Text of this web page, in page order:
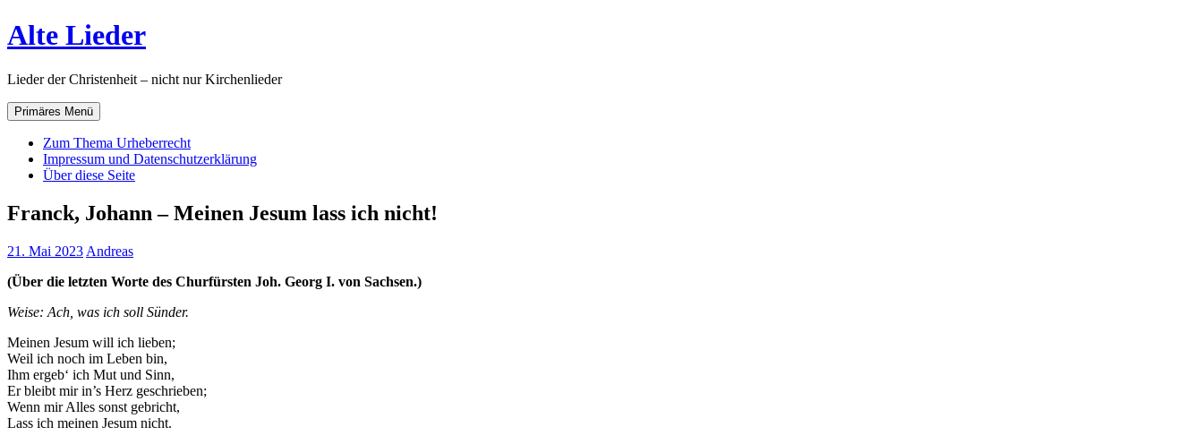
Zum
Inhalt
Alte Lieder
Lieder der Christenheit – nicht nur Kirchenlieder
Primäres Menü
Zum Thema Urheberrecht
Impressum und Datenschutzerklärung
Über diese Seite
Franck, Johann – Meinen Jesum lass ich nicht!
21. Mai 2023 Andreas
(Über die letzten Worte des Churfürsten Joh. Georg I. von Sachsen.)
Weise: Ach, was ich soll Sünder.
Meinen Jesum will ich lieben;
Weil ich noch im Leben bin,
Ihm ergeb‘ ich Mut und Sinn,
Er bleibt mir in’s Herz geschrieben;
Wenn mir Alles sonst gebricht,
Lass ich meinen Jesum nicht.